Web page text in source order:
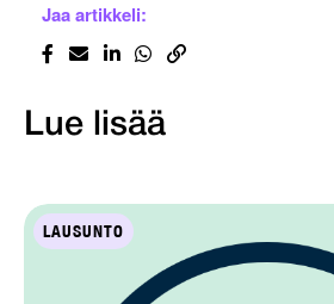
Jaa artikkeli:
Lue lisää
LAUSUNTO